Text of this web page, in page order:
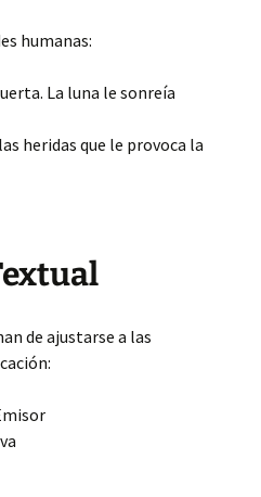
humanas:
La luna le sonreía
heridas que le provoca la
de ajustarse a las